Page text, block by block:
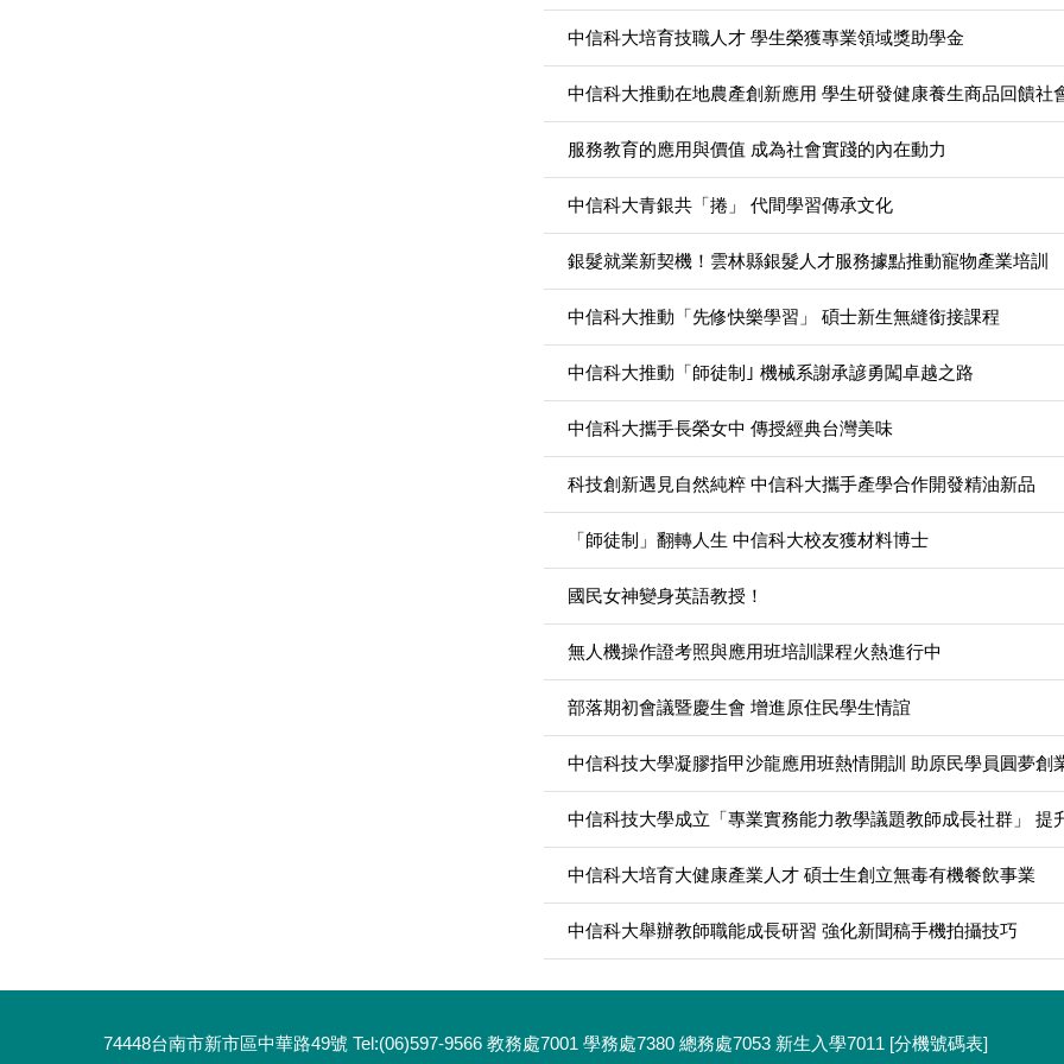
中信科大培育技職人才 學生榮獲專業領域獎助學金
中信科大推動在地農產創新應用 學生研發健康養生商品回饋社
服務教育的應用與價值 成為社會實踐的內在動力
中信科大青銀共「捲」 代間學習傳承文化
銀髮就業新契機！雲林縣銀髮人才服務據點推動寵物產業培訓
中信科大推動「先修快樂學習」 碩士新生無縫銜接課程
中信科大推動「師徒制｣ 機械系謝承諺勇闖卓越之路
中信科大攜手長榮女中 傳授經典台灣美味
科技創新遇見自然純粹 中信科大攜手產學合作開發精油新品
「師徒制」翻轉人生 中信科大校友獲材料博士
國民女神變身英語教授！
無人機操作證考照與應用班培訓課程火熱進行中
部落期初會議暨慶生會 增進原住民學生情誼
中信科技大學凝膠指甲沙龍應用班熱情開訓 助原民學員圓夢創
中信科技大學成立「專業實務能力教學議題教師成長社群」 提
中信科大培育大健康產業人才 碩士生創立無毒有機餐飲事業
中信科大舉辦教師職能成長研習 強化新聞稿手機拍攝技巧
74448台南市新市區中華路49號 Tel:(06)597-9566 教務處7001 學務處7380 總務處7053 新生入學7011 [分機號碼表]